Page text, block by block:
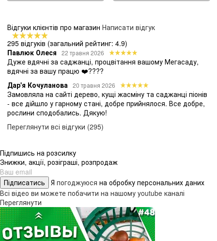
Відгуки клієнтів про магазин Написати відгук
295 відгуків (загальний рейтинг: 4.9)
Павлюк Олеся
22 травня 2026
Дуже вдячні за саджанці, процвітання вашому Мегасаду,
вдячні за вашу працю ❤️????
Дар'я Кочуланова 20 травня 2026
Замовляла на сайті дерево, кущі жасміну та саджанці піонів
- все дійшло у гарному стані, добре прийнялося. Все добре,
рослини сподобались. Дякую!
Переглянути всі відгуки (295)
Підпишись на розсилку
Знижки, акції, розіграші, розпродаж
Підписатись Я погоджуюся на обробку персональних даних
Всі відео ви можете побачити на нашому youtube каналі
Переглянути